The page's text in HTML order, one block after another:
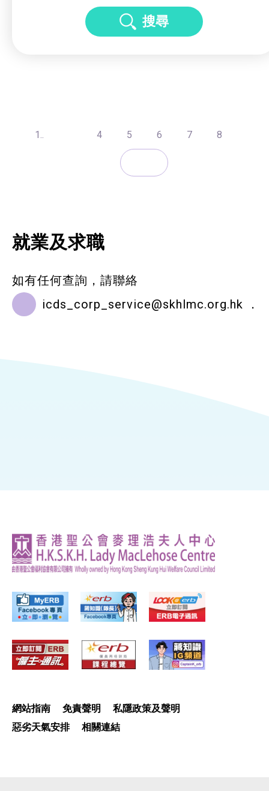
搜尋
1.. 4 5 6 7 8
就業及求職
如有任何查詢，請聯絡
icds_corp_service@skhlmc.org.hk ．
網站指南 免責聲明
私隱政策及聲明
惡劣天氣安排
相關連結